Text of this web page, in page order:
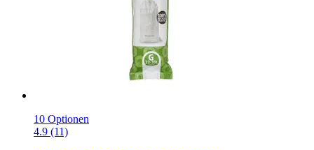
10 Optionen
4.9 (11)